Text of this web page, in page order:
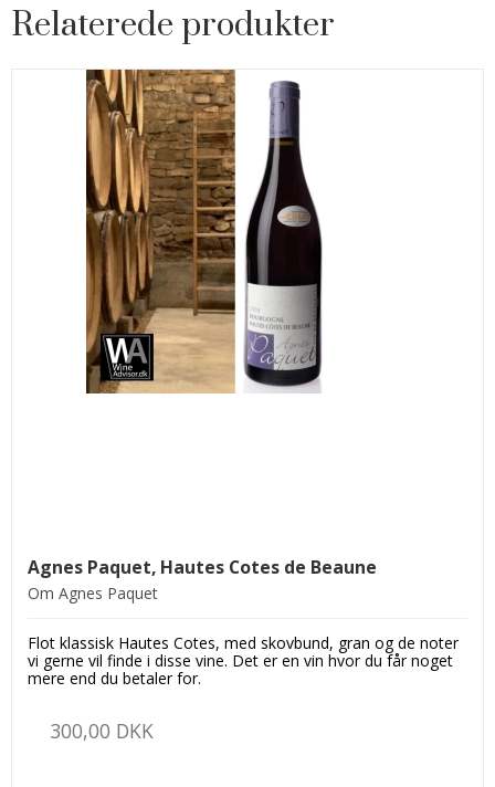
Relaterede produkter
Agnes Paquet, Hautes Cotes de Beaune
Om Agnes Paquet
Flot klassisk Hautes Cotes, med skovbund, gran og de noter
vi gerne vil finde i disse vine. Det er en vin hvor du får noget
mere end du betaler for.
300,00 DKK